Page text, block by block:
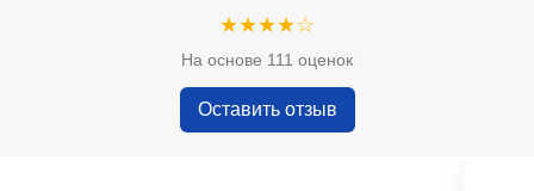
★★★★☆
На основе 111 оценок
Оставить отзыв